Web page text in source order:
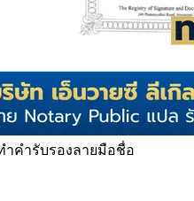
ำคำรับรองลายมือชื่อ